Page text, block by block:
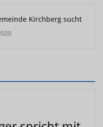
Kirchberg sucht